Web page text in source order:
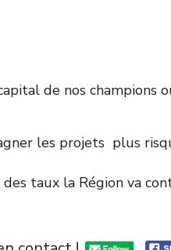
de nos champions
les projets plus
taux la Région va